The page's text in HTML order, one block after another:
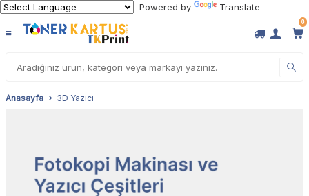
Powered by Translate
0
Anasayfa 3D Yazıcı